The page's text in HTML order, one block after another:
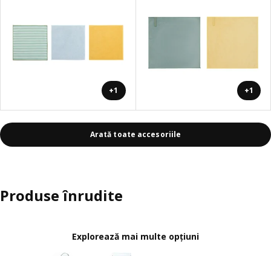
+1 +1
Arată toate accesoriile
Produse înrudite
Explorează mai multe opțiuni